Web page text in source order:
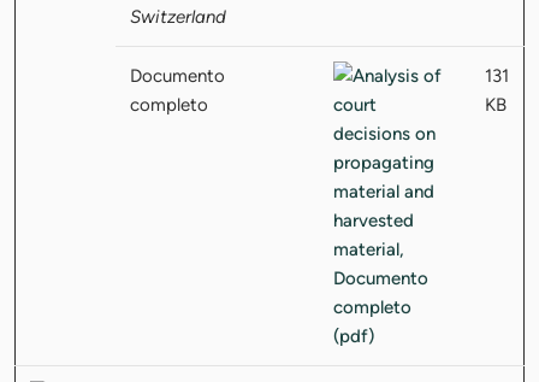
Switzerland
Documento
completo
131
KB